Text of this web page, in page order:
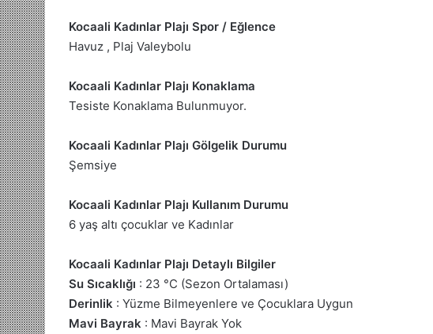
Kocaali Kadınlar Plajı Spor / Eğlence
Havuz , Plaj Valeybolu
Kocaali Kadınlar Plajı Konaklama
Tesiste Konaklama Bulunmuyor.
Kocaali Kadınlar Plajı Gölgelik Durumu
Şemsiye
Kocaali Kadınlar Plajı Kullanım Durumu
6 yaş altı çocuklar ve Kadınlar
Kocaali Kadınlar Plajı Detaylı Bilgiler
Su Sıcaklığı : 23 °C (Sezon Ortalaması)
Derinlik : Yüzme Bilmeyenlere ve Çocuklara Uygun
Mavi Bayrak : Mavi Bayrak Yok